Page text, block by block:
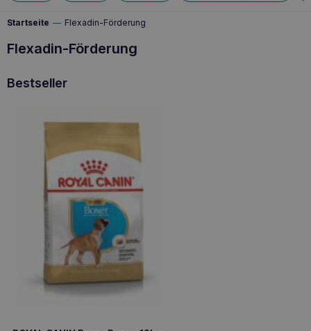
Startseite — Flexadin-Förderung
Flexadin-Förderung
Bestseller